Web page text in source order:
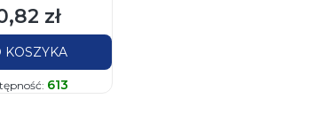
zł
KOSZYKA
613